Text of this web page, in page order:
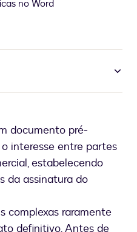
documento pré-
interesse entre partes
estabelecendo
da assinatura do
complexas raramente
definitivo. Antes de